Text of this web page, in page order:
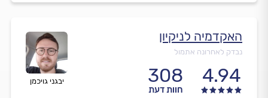
יבגני גויכמן
האקדמיה לניקיון
נבדק לאחרונה אתמול
4.94
308
חוות דעת